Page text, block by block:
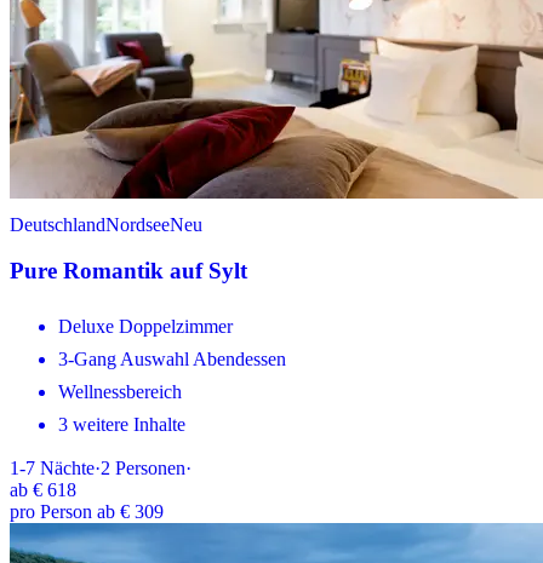
DeutschlandNordseeNeu
Pure Romantik auf Sylt
Deluxe Doppelzimmer
3-Gang Auswahl Abendessen
Wellnessbereich
3 weitere Inhalte
1-7 Nächte·2 Personen·
ab € 618
pro Person ab € 309